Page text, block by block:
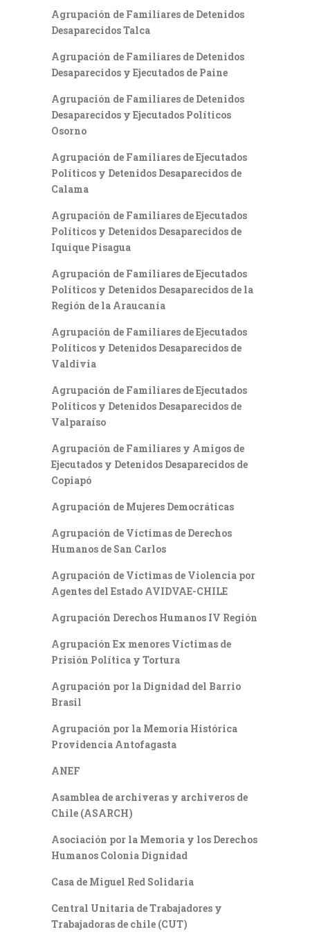
Agrupación de Familiares de Detenidos
Desaparecidos Talca
Agrupación de Familiares de Detenidos
Desaparecidos y Ejecutados de Paine
Agrupación de Familiares de Detenidos
Desaparecidos y Ejecutados Políticos
Osorno
Agrupación de Familiares de Ejecutados
Políticos y Detenidos Desaparecidos de
Calama
Agrupación de Familiares de Ejecutados
Políticos y Detenidos Desaparecidos de
Iquique Pisagua
Agrupación de Familiares de Ejecutados
Políticos y Detenidos Desaparecidos de la
Región de la Araucanía
Agrupación de Familiares de Ejecutados
Políticos y Detenidos Desaparecidos de
Valdivia
Agrupación de Familiares de Ejecutados
Políticos y Detenidos Desaparecidos de
Valparaíso
Agrupación de Familiares y Amigos de
Ejecutados y Detenidos Desaparecidos de
Copiapó
Agrupación de Mujeres Democráticas
Agrupación de Víctimas de Derechos
Humanos de San Carlos
Agrupación de Víctimas de Violencia por
Agentes del Estado AVIDVAE-CHILE
Agrupación Derechos Humanos IV Región
Agrupación Ex menores Víctimas de
Prisión Política y Tortura
Agrupación por la Dignidad del Barrio
Brasil
Agrupación por la Memoria Histórica
Providencia Antofagasta
ANEF
Asamblea de archiveras y archiveros de
Chile (ASARCH)
Asociación por la Memoria y los Derechos
Humanos Colonia Dignidad
Casa de Miguel Red Solidaria
Central Unitaria de Trabajadores y
Trabajadoras de chile (CUT)